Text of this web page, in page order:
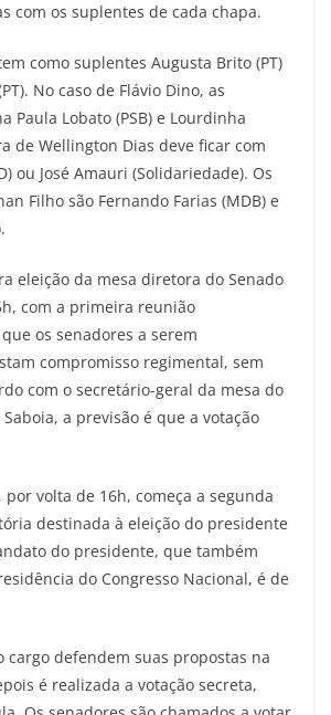
com os suplentes de cada chapa.
como suplentes Augusta Brito (PT)
No caso de Flávio Dino, as
Paula Lobato (PSB) e Lourdinha
de Wellington Dias deve ficar com
ou José Amauri (Solidariedade). Os
Filho são Fernando Farias (MDB) e
eleição da mesa diretora do Senado
com a primeira reunião
os senadores a serem
compromisso regimental, sem
com o secretário-geral da mesa do
a previsão é que a votação
por volta de 16h, começa a segunda
destinada à eleição do presidente
do presidente, que também
do Congresso Nacional, é de
cargo defendem suas propostas na
é realizada a votação secreta,